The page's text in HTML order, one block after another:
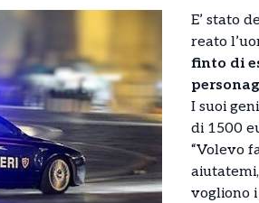
E’ stato
reato
finto di
I suoi
di 1500
“Volevo
vogliono i